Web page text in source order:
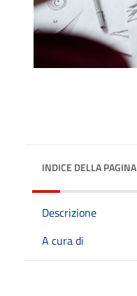
INDICE DELLA PAGINA
Descrizione
A cura di